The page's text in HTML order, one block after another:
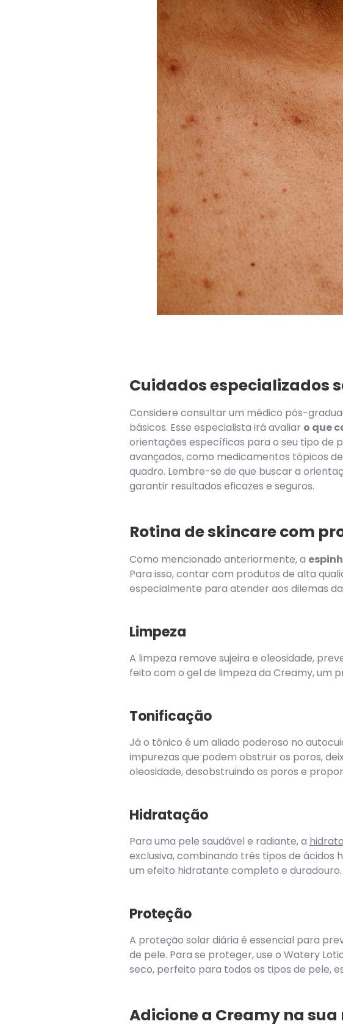
Cuidados especializados
Considere consultar um médico pós-
básicos. Esse especialista irá avaliar o que
orientações específicas para o seu tipo de
avançados, como medicamentos tópicos
quadro. Lembre-se de que buscar a
garantir resultados eficazes e seguros.
Rotina de skincare com
Como mencionado anteriormente, a
Para isso, contar com produtos de alta
especialmente para atender aos dilemas
Limpeza
A limpeza remove sujeira e oleosidade,
feito com o gel de limpeza da Creamy, um
Tonificação
Já o tônico é um aliado poderoso no
impurezas que podem obstruir os poros,
oleosidade, desobstruindo os poros e
Hidratação
Para uma pele saudável e radiante, a
exclusiva, combinando três tipos de ácidos
um efeito hidratante completo e duradouro.
Proteção
A proteção solar diária é essencial para
de pele. Para se proteger, use o Watery
seco, perfeito para todos os tipos de pele,
Adicione a Creamy na